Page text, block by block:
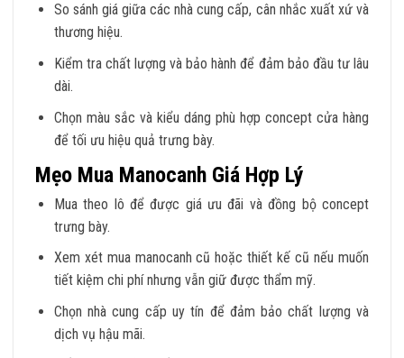
So sánh giá giữa các nhà cung cấp, cân nhắc xuất xứ và
thương hiệu.
Kiểm tra chất lượng và bảo hành để đảm bảo đầu tư lâu
dài.
Chọn màu sắc và kiểu dáng phù hợp concept cửa hàng
để tối ưu hiệu quả trưng bày.
Mẹo Mua Manocanh Giá Hợp Lý
Mua theo lô để được giá ưu đãi và đồng bộ concept
trưng bày.
Xem xét mua manocanh cũ hoặc thiết kế cũ nếu muốn
tiết kiệm chi phí nhưng vẫn giữ được thẩm mỹ.
Chọn nhà cung cấp uy tín để đảm bảo chất lượng và
dịch vụ hậu mãi.